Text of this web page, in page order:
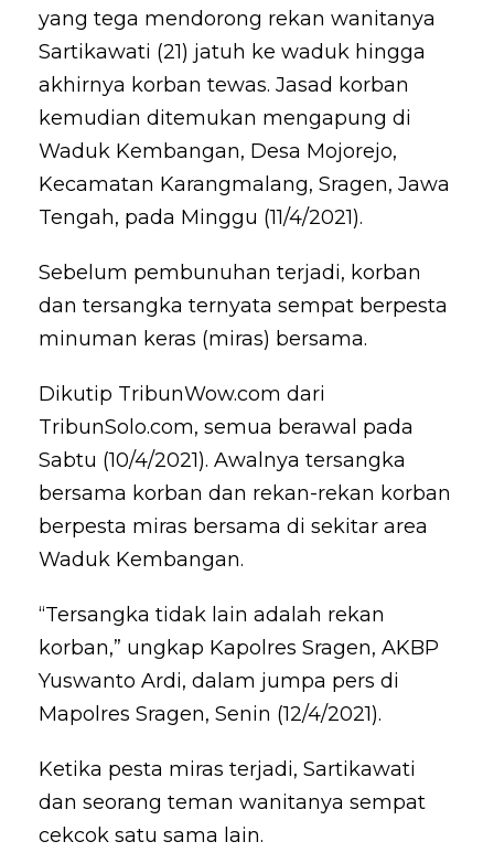
yang tega mendorong rekan wanitanya
Sartikawati (21) jatuh ke waduk hingga
akhirnya korban tewas. Jasad korban
kemudian ditemukan mengapung di
Waduk Kembangan, Desa Mojorejo,
Kecamatan Karangmalang, Sragen, Jawa
Tengah, pada Minggu (11/4/2021).
Sebelum pembunuhan terjadi, korban
dan tersangka ternyata sempat berpesta
minuman keras (miras) bersama.
Dikutip TribunWow.com dari
TribunSolo.com, semua berawal pada
Sabtu (10/4/2021). Awalnya tersangka
bersama korban dan rekan-rekan korban
berpesta miras bersama di sekitar area
Waduk Kembangan.
“Tersangka tidak lain adalah rekan
korban,” ungkap Kapolres Sragen, AKBP
Yuswanto Ardi, dalam jumpa pers di
Mapolres Sragen, Senin (12/4/2021).
Ketika pesta miras terjadi, Sartikawati
dan seorang teman wanitanya sempat
cekcok satu sama lain.